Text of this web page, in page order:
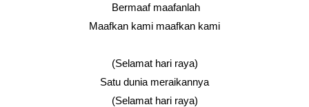
Bermaaf maafanlah
Maafkan kami maafkan kami
(Selamat hari raya)
Satu dunia meraikannya
(Selamat hari raya)